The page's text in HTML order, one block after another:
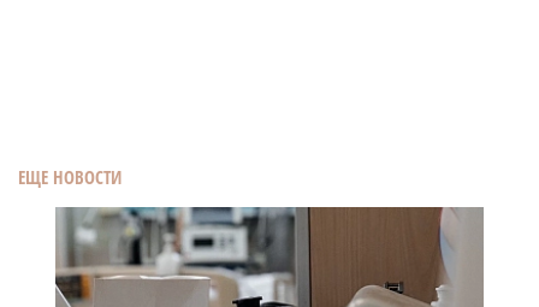
ЕЩЕ НОВОСТИ